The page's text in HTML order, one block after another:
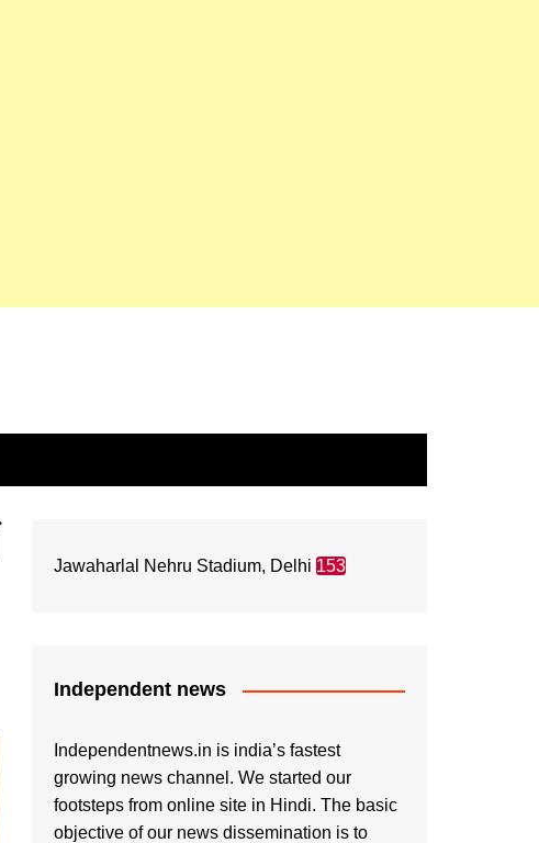
Jawaharlal Nehru Stadium, Delhi 153
Independent news
Independentnews.in is india’s fastest
growing news channel. We started our
footsteps from online site in Hindi. The basic
objective of our news dissemination is to